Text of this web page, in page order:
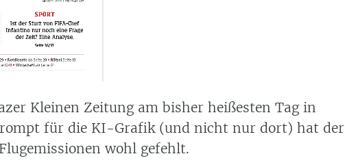
Kleinen Zeitung am bisher heißesten Tag in
für die KI-Grafik (und nicht nur dort) hat der
wohl gefehlt.